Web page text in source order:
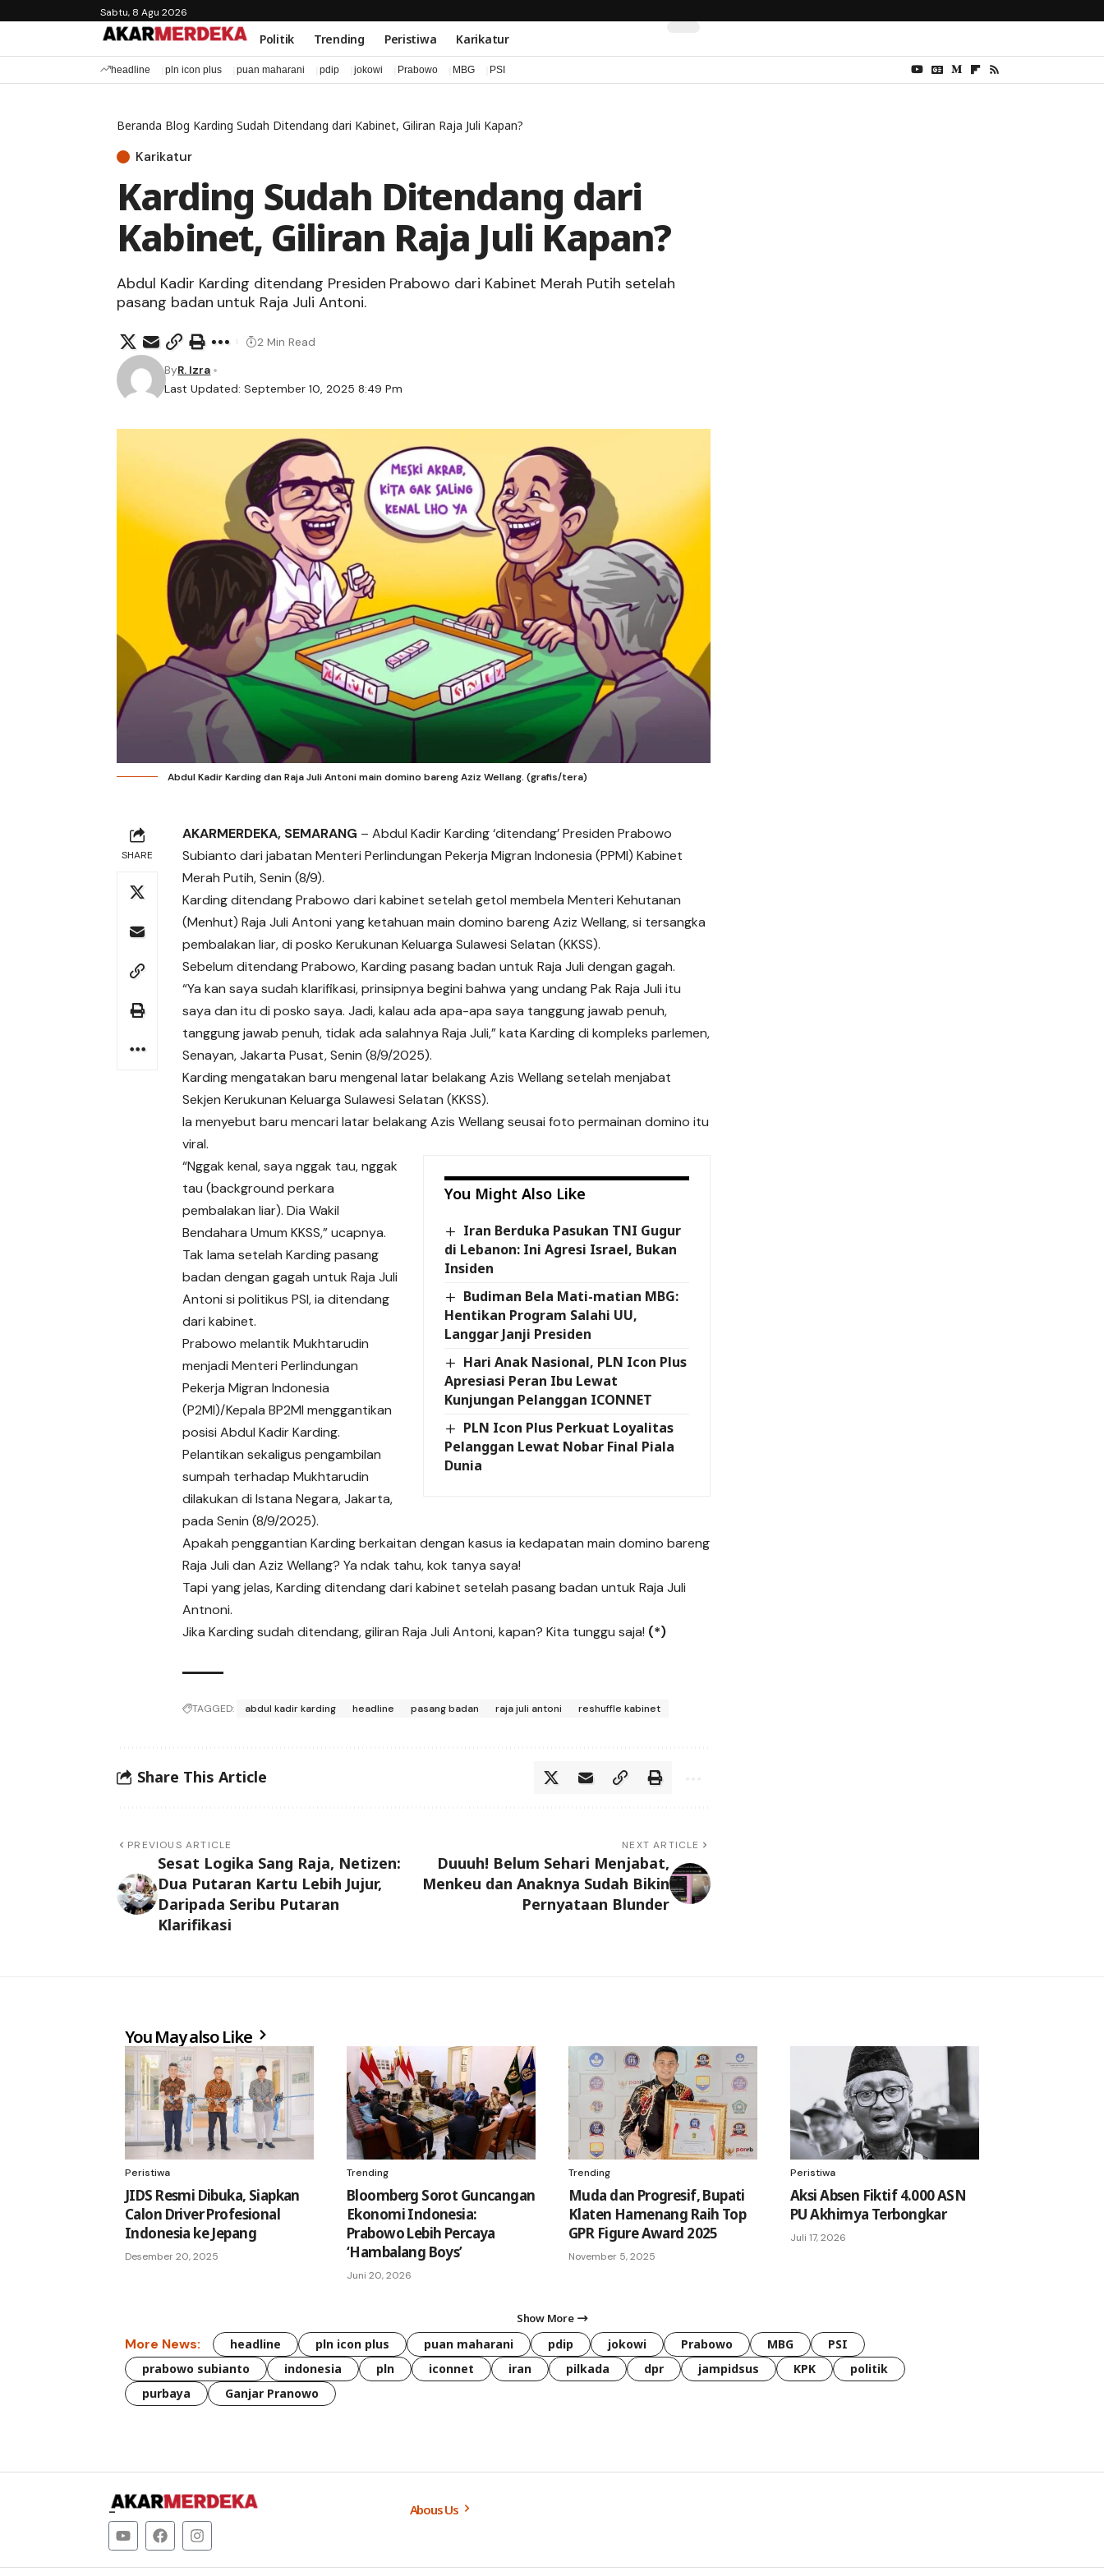
Sabtu, 8 Agu 2026
Politik Trending Peristiwa Karikatur
headline pln icon plus puan maharani pdip jokowi Prabowo MBG PSI
Beranda Blog Karding Sudah Ditendang dari Kabinet, Giliran Raja Juli Kapan?
Karikatur
Karding Sudah Ditendang dari
Kabinet, Giliran Raja Juli Kapan?
Abdul Kadir Karding ditendang Presiden Prabowo dari Kabinet Merah Putih setelah
pasang badan untuk Raja Juli Antoni.
Last Updated: September 10, 2025 8:49 Pm
ByR. Izra
2 Min Read
Abdul Kadir Karding dan Raja Juli Antoni main domino bareng Aziz Wellang. (grafis/tera)
SHARE
AKARMERDEKA, SEMARANG – Abdul Kadir Karding‘ditendang’ Presiden Prabowo
Subianto dari jabatan Menteri Perlindungan Pekerja Migran Indonesia (PPMI) Kabinet
Merah Putih, Senin (8/9).
Karding ditendang Prabowo dari kabinet setelah getol membela Menteri Kehutanan
(Menhut) Raja Juli Antoni yang ketahuan main domino bareng Aziz Wellang, si tersangka
pembalakan liar, di posko Kerukunan Keluarga Sulawesi Selatan (KKSS).
Sebelum ditendang Prabowo, Karding pasang badan untuk Raja Juli dengan gagah.
“Ya kan saya sudah klarifikasi, prinsipnya begini bahwa yang undang Pak Raja Juli itu
saya dan itu di posko saya. Jadi, kalau ada apa-apa saya tanggung jawab penuh,
tanggung jawab penuh, tidak ada salahnya Raja Juli,” kata Karding di kompleks parlemen,
Senayan, Jakarta Pusat, Senin (8/9/2025).
Karding mengatakan baru mengenal latar belakang Azis Wellang setelah menjabat
Sekjen Kerukunan Keluarga Sulawesi Selatan (KKSS).
Ia menyebut baru mencari latar belakang Azis Wellang seusai foto permainan domino itu
viral.
You Might Also Like
Iran Berduka Pasukan TNI Gugur
di Lebanon: Ini Agresi Israel, Bukan
Insiden
Budiman Bela Mati-matian MBG:
Hentikan Program Salahi UU,
Langgar Janji Presiden
Hari Anak Nasional, PLN Icon Plus
Apresiasi Peran Ibu Lewat
Kunjungan Pelanggan ICONNET
PLN Icon Plus Perkuat Loyalitas
Pelanggan Lewat Nobar Final Piala
Dunia
“Nggak kenal, saya nggak tau, nggak
tau (background perkara
pembalakan liar). Dia Wakil
Bendahara Umum KKSS,” ucapnya.
Tak lama setelah Karding pasang
badan dengan gagah untuk Raja Juli
Antoni si politikus PSI, ia ditendang
dari kabinet.
Prabowo melantik Mukhtarudin
menjadi Menteri Perlindungan
Pekerja Migran Indonesia
(P2MI)/Kepala BP2MI menggantikan
posisi Abdul Kadir Karding.
Pelantikan sekaligus pengambilan
sumpah terhadap Mukhtarudin
dilakukan di Istana Negara, Jakarta,
pada Senin (8/9/2025).
Apakah penggantian Karding berkaitan dengan kasus ia kedapatan main domino bareng
Raja Juli dan Aziz Wellang? Ya ndak tahu, kok tanya saya!
Tapi yang jelas, Karding ditendang dari kabinet setelah pasang badan untuk Raja Juli
Antnoni.
Jika Karding sudah ditendang, giliran Raja Juli Antoni, kapan? Kita tunggu saja! (*)
TAGGED: abdul kadir karding headline pasang badan raja juli antoni reshuffle kabinet
Share This Article
PREVIOUS ARTICLE
Sesat Logika Sang Raja, Netizen:
Dua Putaran Kartu Lebih Jujur,
Daripada Seribu Putaran
Klarifikasi
NEXT ARTICLE
Duuuh! Belum Sehari Menjabat,
Menkeu dan Anaknya Sudah Bikin
Pernyataan Blunder
You May also Like
Peristiwa
JIDS Resmi Dibuka, Siapkan
Calon Driver Profesional
Indonesia ke Jepang
Desember 20, 2025
Trending
Bloomberg Sorot Guncangan
Ekonomi Indonesia:
Prabowo Lebih Percaya
‘Hambalang Boys’
Juni 20, 2026
Trending
Muda dan Progresif, Bupati
Klaten Hamenang Raih Top
GPR Figure Award 2025
November 5, 2025
Peristiwa
Aksi Absen Fiktif 4.000 ASN
PU Akhirnya Terbongkar
Juli 17, 2026
Show More
More News: headline pln icon plus puan maharani pdip jokowi Prabowo MBG
PSI
prabowo subianto
indonesia pln iconnet iran pilkada dpr jampidsus KPK
politik
purbaya
Ganjar Pranowo
– Abous Us